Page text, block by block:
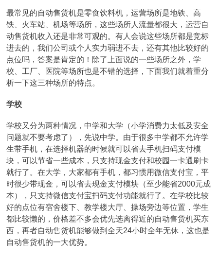
最常见的自动售货机是零食饮料机，运营场所是地铁、高
铁、火车站、机场等场所，这些场所人流量都很大，运营自
动售货机收入还是非常可观的。有人会说这些场所都是竞标
进去的，我们公司或个人实力弱进不去，还有其他比较好的
点位吗，答案是肯定的！除了上面说的一些场所之外，学
校、工厂、医院等场所也是不错的选择，下面我们就着重分
析一下这三种场所的特点。
学校
学校又分为两种情况，中学和大学（小学消费力太低及安全
问题就不要考虑了），先说中学。由于很多中学都不允许学
生带手机，在选择机器的时候就可以省去手机扫码支付模
块，可以节省一些成本，只支持现金支付和校园一卡通刷卡
就行了。在大学，大家都有手机，都习惯用微信支付宝，平
时很少带现金，可以省去现金支付模块（至少能省2000元成
本），只支持微信支付宝扫码支付功能就行了。在学校比较
好的点位有宿舍楼下、教学楼大厅、操场旁边等位置，学生
都比较懒的，价格差不多会优先选离得近的自动售货机买东
西，再者自动售货机能够做到全天24小时全年无休，这也是
自动售货机的一大优势。